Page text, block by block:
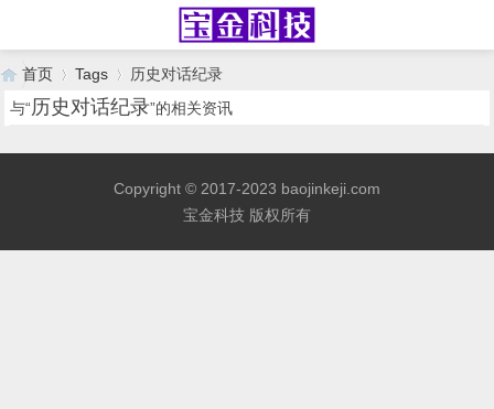
首页 Tags
历史对话纪录
与“历史对话纪录”的相关资讯
Copyright © 2017-2023 baojinkeji.com
宝金科技 版权所有